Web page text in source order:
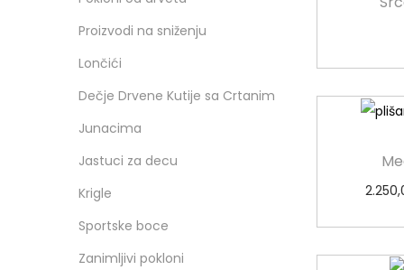
Proizvodi na sniženju
Lončići
Dečje Drvene Kutije sa Crtanim
Junacima
Jastuci za decu
Krigle
Sportske boce
Zanimljivi pokloni